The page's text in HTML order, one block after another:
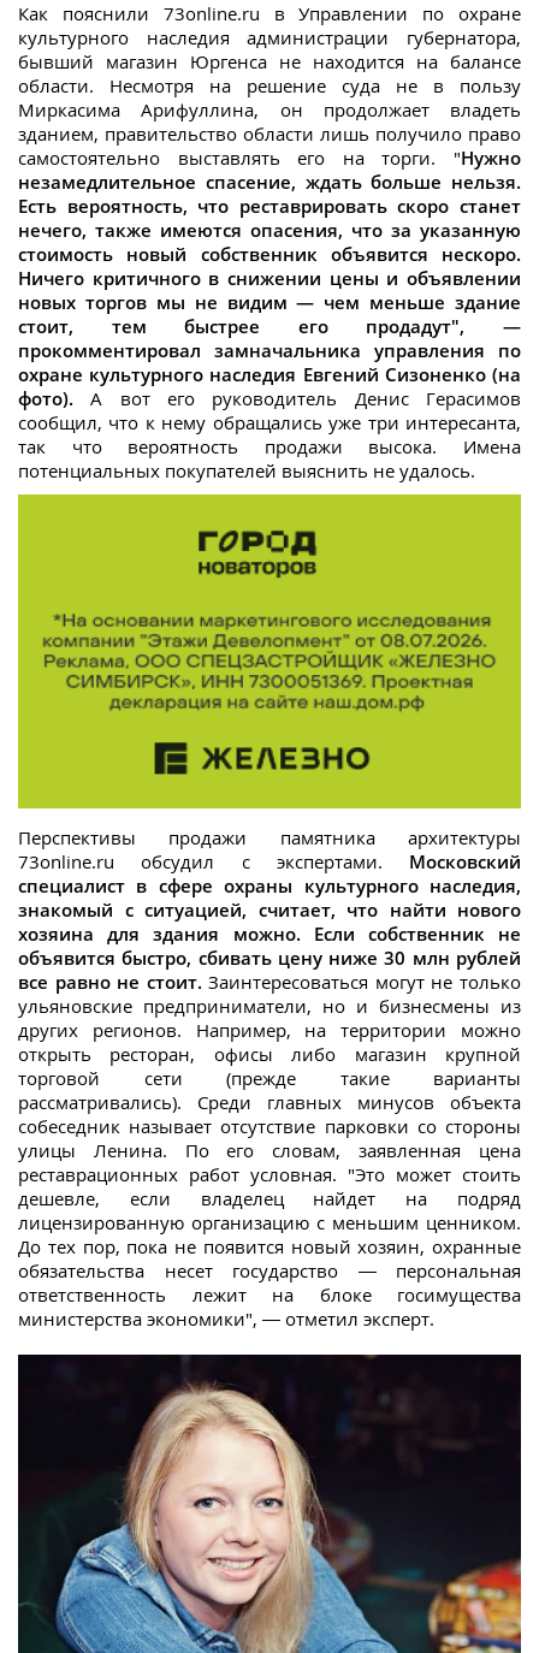
Как пояснили 73online.ru в Управлении по охране
культурного наследия администрации губернатора,
бывший магазин Юргенса не находится на балансе
области. Несмотря на решение суда не в пользу
Миркасима Арифуллина, он продолжает владеть
зданием, правительство области лишь получило право
самостоятельно выставлять его на торги. "Нужно
незамедлительное спасение, ждать больше нельзя.
Есть вероятность, что реставрировать скоро станет
нечего, также имеются опасения, что за указанную
стоимость новый собственник объявится нескоро.
Ничего критичного в снижении цены и объявлении
новых торгов мы не видим — чем меньше здание
стоит, тем быстрее его продадут", —
прокомментировал замначальника управления по
охране культурного наследия Евгений Сизоненко (на
фото). А вот его руководитель Денис Герасимов
сообщил, что к нему обращались уже три интересанта,
так что вероятность продажи высока. Имена
потенциальных покупателей выяснить не удалось.
Перспективы продажи памятника архитектуры
73online.ru обсудил с экспертами.
Московский
специалист в сфере охраны культурного наследия,
знакомый с ситуацией, считает, что найти нового
хозяина для здания можно. Если собственник не
объявится быстро, сбивать цену ниже 30 млн рублей
все равно не стоит.Заинтересоваться могут не только
ульяновские предприниматели, но и бизнесмены из
других регионов. Например, на территории можно
открыть ресторан, офисы либо магазин крупной
торговой сети (прежде такие варианты
рассматривались). Среди главных минусов объекта
собеседник называет отсутствие парковки со стороны
улицы Ленина. По его словам, заявленная цена
реставрационных работ условная. "Это может стоить
дешевле, если владелец найдет на подряд
лицензированную организацию с меньшим ценником.
До тех пор, пока не появится новый хозяин, охранные
обязательства несет государство — персональная
ответственность лежит на блоке госимущества
министерства экономики", — отметил эксперт.